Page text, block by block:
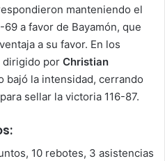
manteniendo el
a favor de Bayamón, que
a su favor. En los
dirigido por Christian
bajó la intensidad, cerrando
sellar la victoria 116-87.
10 rebotes, 3 asistencias